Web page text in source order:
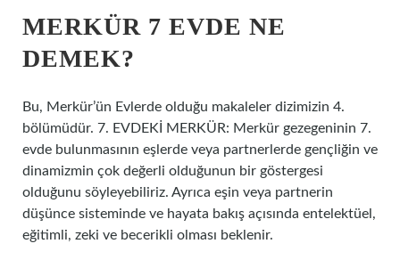
MERKÜR 7 EVDE NE
DEMEK?
Bu, Merkür’ün Evlerde olduğu makaleler dizimizin 4.
bölümüdür. 7. EVDEKİ MERKÜR: Merkür gezegeninin 7.
evde bulunmasının eşlerde veya partnerlerde gençliğin ve
dinamizmin çok değerli olduğunun bir göstergesi
olduğunu söyleyebiliriz. Ayrıca eşin veya partnerin
düşünce sisteminde ve hayata bakış açısında entelektüel,
eğitimli, zeki ve becerikli olması beklenir.